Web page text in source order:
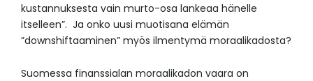
kustannuksesta vain murto-osa lankeaa hänelle
itselleen”. Ja onko uusi muotisana elämän
”downshiftaaminen” myös ilmentymä moraalikadosta?
Suomessa finanssialan moraalikadon vaara on